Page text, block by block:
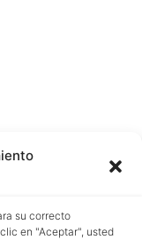
su correcto
en "Aceptar", usted